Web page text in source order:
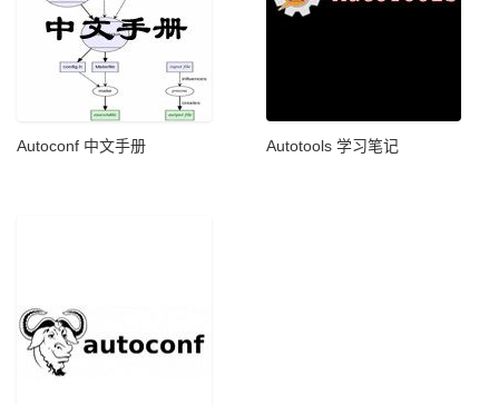
Autoconf 中文手册 Autotools 学习笔记